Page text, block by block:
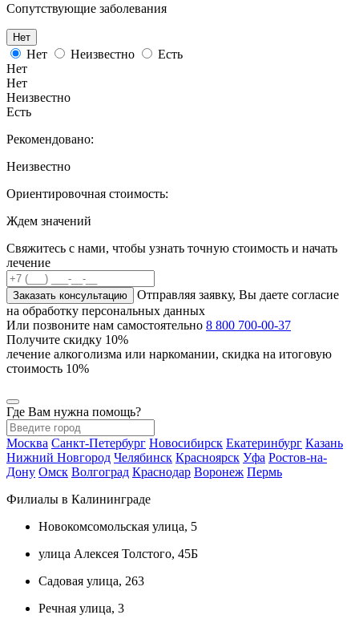
Сопутствующие заболевания
Нет
Нет Неизвестно
Есть
Нет
Нет
Неизвестно
Есть
Рекомендовано:
Неизвестно
Ориентировочная стоимость:
Ждем значений
Свяжитесь с нами, чтобы узнать точную стоимость и начать
лечение
Заказать консультацию
Отправляя заявку, Вы даете согласие
на обработку персональных данных
Или позвоните нам самостоятельно 8 800 700-00-37
Получите скидку 10%
лечение алкоголизма или наркомании, скидка на итоговую
стоимость 10%
Где Вам нужна помощь?
Москва Санкт-Петербург Новосибирск Екатеринбург Казань
Нижний Новгород Челябинск Красноярск Уфа Ростов-на-
Дону Омск Волгоград Краснодар Воронеж Пермь
Филиалы в Калининграде
Новокомсомольская улица, 5
улица Алексея Толстого, 45Б
Садовая улица, 263
Речная улица, 3